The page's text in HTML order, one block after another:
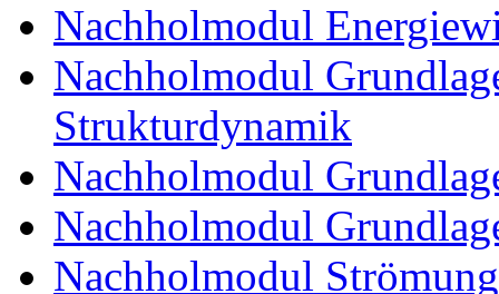
Nachholmodul
Nachholmodul
Strukturdynamik
Nachholmodul
Nachholmodul
Nachholmodul